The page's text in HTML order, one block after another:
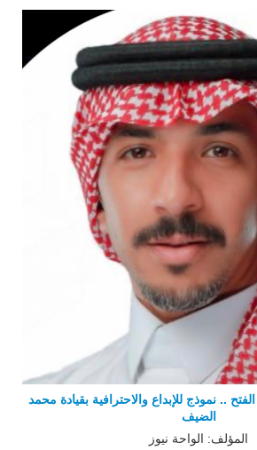
.. نموذج للإبداع والاحترافية بقيادة محمد
الضيف
المؤلف: الواحة نيوز